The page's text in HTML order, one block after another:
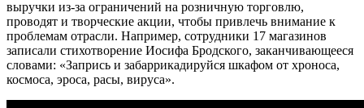
выручки из-за ограничений на розничную торговлю,
проводят и творческие акции, чтобы привлечь внимание к
проблемам отрасли. Например, сотрудники 17 магазинов
записали стихотворение Иосифа Бродского, заканчивающееся
словами: «Запрись и забаррикадируйся шкафом от хроноса,
космоса, эроса, расы, вируса».